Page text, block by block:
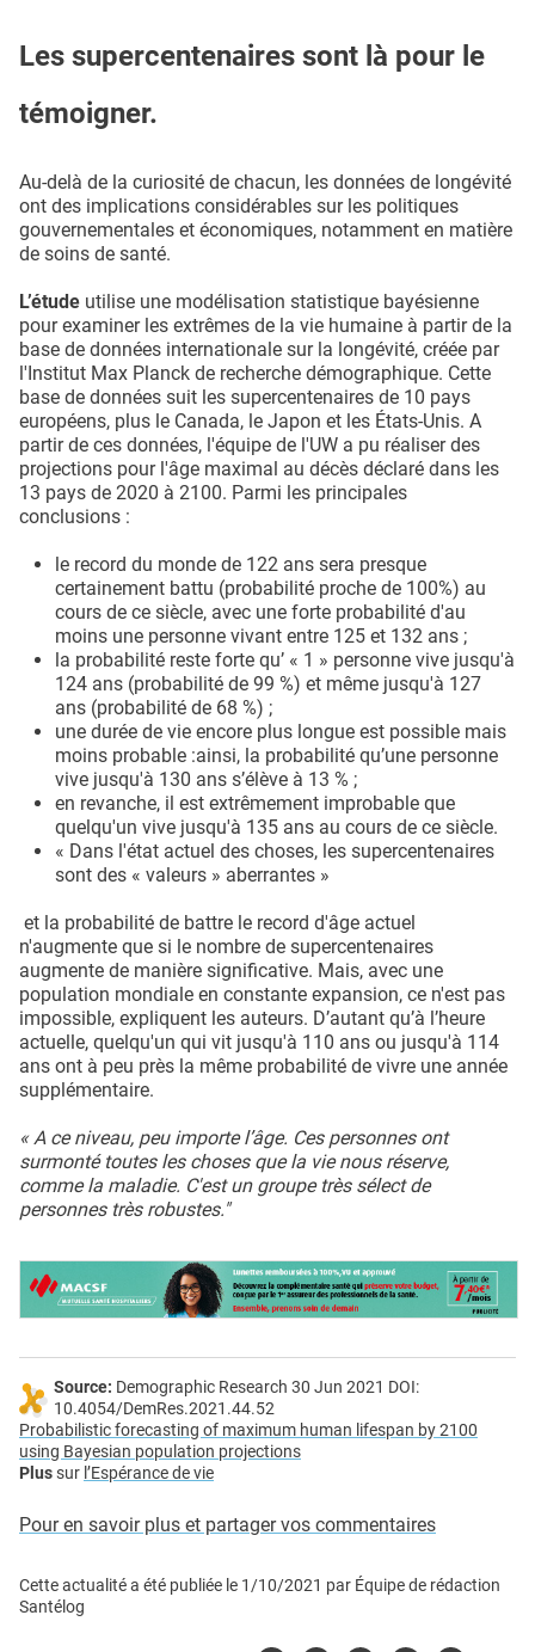
Les supercentenaires sont là pour le
témoigner.
Au-delà de la curiosité de chacun, les données de longévité
ont des implications considérables sur les politiques
gouvernementales et économiques, notamment en matière
de soins de santé.
L’étude utilise une modélisation statistique bayésienne
pour examiner les extrêmes de la vie humaine à partir de la
base de données internationale sur la longévité, créée par
l'Institut Max Planck de recherche démographique. Cette
base de données suit les supercentenaires de 10 pays
européens, plus le Canada, le Japon et les États-Unis. A
partir de ces données, l'équipe de l'UW a pu réaliser des
projections pour l'âge maximal au décès déclaré dans les
13 pays de 2020 à 2100. Parmi les principales
conclusions :
le record du monde de 122 ans sera presque
certainement battu (probabilité proche de 100%) au
cours de ce siècle, avec une forte probabilité d'au
moins une personne vivant entre 125 et 132 ans ;
la probabilité reste forte qu’ « 1 » personne vive jusqu'à
124 ans (probabilité de 99 %) et même jusqu'à 127
ans (probabilité de 68 %) ;
une durée de vie encore plus longue est possible mais
moins probable :ainsi, la probabilité qu’une personne
vive jusqu'à 130 ans s’élève à 13 % ;
en revanche, il est extrêmement improbable que
quelqu'un vive jusqu'à 135 ans au cours de ce siècle.
« Dans l'état actuel des choses, les supercentenaires
sont des « valeurs » aberrantes »
et la probabilité de battre le record d'âge actuel
n'augmente que si le nombre de supercentenaires
augmente de manière significative. Mais, avec une
population mondiale en constante expansion, ce n'est pas
impossible, expliquent les auteurs. D’autant qu’à l’heure
actuelle, quelqu'un qui vit jusqu'à 110 ans ou jusqu'à 114
ans ont à peu près la même probabilité de vivre une année
supplémentaire.
« A ce niveau, peu importe l’âge. Ces personnes ont
surmonté toutes les choses que la vie nous réserve,
comme la maladie. C'est un groupe très sélect de
personnes très robustes."
Source: Demographic Research 30 Jun 2021 DOI:
10.4054/DemRes.2021.44.52
Probabilistic forecasting of maximum human lifespan by 2100
using Bayesian population projections
Plussur l’Espérance de vie
Pour en savoir plus et partager vos commentaires
Cette actualité a été publiée le 1/10/2021 par Équipe de rédaction
Santélog